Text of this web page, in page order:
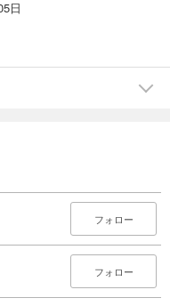
日
フォロー
フォロー